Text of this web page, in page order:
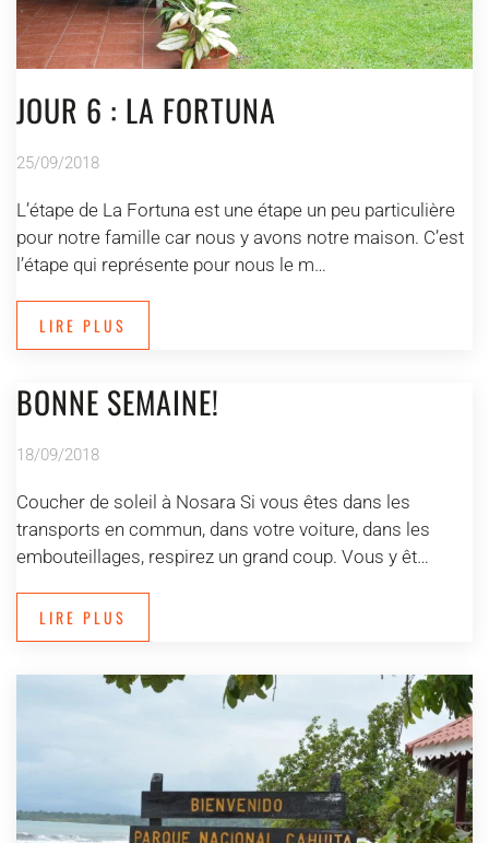
JOUR 6 : LA FORTUNA
25/09/2018
L’étape de La Fortuna est une étape un peu particulière
pour notre famille car nous y avons notre maison. C’est
l’étape qui représente pour nous le m…
LIRE PLUS
BONNE SEMAINE!
18/09/2018
Coucher de soleil à Nosara Si vous êtes dans les
transports en commun, dans votre voiture, dans les
embouteillages, respirez un grand coup. Vous y êt…
LIRE PLUS